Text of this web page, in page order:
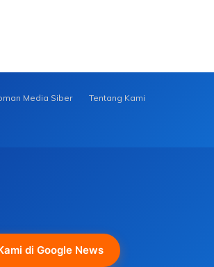
Media Siber
Tentang Kami
di Google News